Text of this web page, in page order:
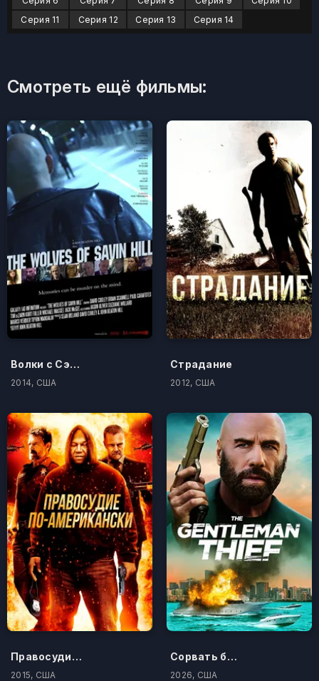
Серия 11
Серия 12 Серия 13 Серия 14
Смотреть ещё фильмы:
Волки с Сэйвин-Хилл
2014, США
Страдание
2012, США
Правосудие по-американски
2015, США
Сорвать банк 3: Вор-джентльмен
2026, США